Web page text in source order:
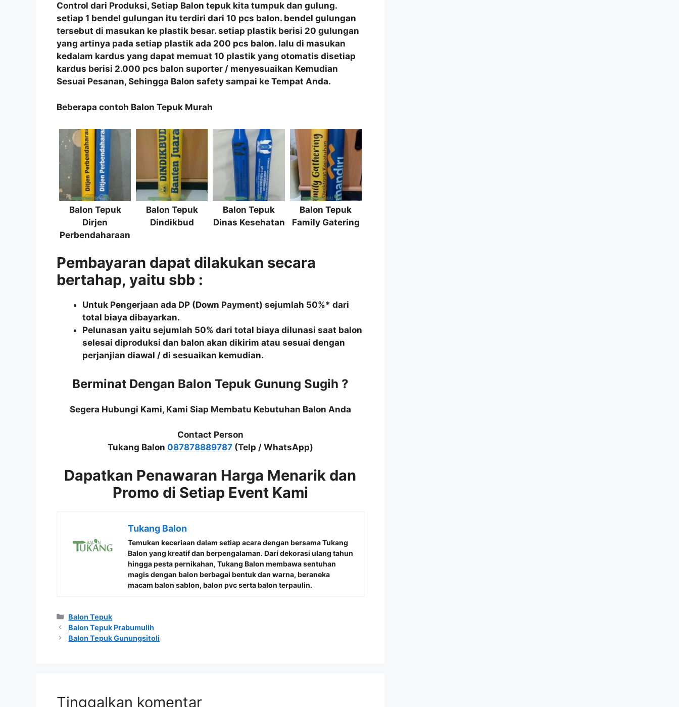
Control dari Produksi, Setiap Balon tepuk kita tumpuk dan gulung.
setiap 1 bendel gulungan itu terdiri dari 10 pcs balon. bendel gulungan
tersebut di masukan ke plastik besar. setiap plastik berisi 20 gulungan
yang artinya pada setiap plastik ada 200 pcs balon. lalu di masukan
kedalam kardus yang dapat memuat 10 plastik yang otomatis disetiap
kardus berisi 2.000 pcs balon suporter / menyesuaikan Kemudian
Sesuai Pesanan, Sehingga Balon safety sampai ke Tempat Anda.
Beberapa contoh Balon Tepuk Murah
Balon Tepuk
Dirjen
Perbendaharaan
Balon Tepuk
Dindikbud
Balon Tepuk
Dinas Kesehatan
Balon Tepuk
Family Gatering
Pembayaran dapat dilakukan secara
bertahap, yaitu sbb :
Untuk Pengerjaan ada DP (Down Payment) sejumlah 50%* dari
total biaya dibayarkan.
Pelunasan yaitu sejumlah 50% dari total biaya dilunasi saat balon
selesai diproduksi dan balon akan dikirim atau sesuai dengan
perjanjian diawal / di sesuaikan kemudian.
Berminat Dengan Balon Tepuk Gunung Sugih ?
Segera Hubungi Kami, Kami Siap Membatu Kebutuhan Balon Anda
Contact Person
Tukang Balon 087878889787(Telp / WhatsApp)
Dapatkan Penawaran Harga Menarik dan
Promo di Setiap Event Kami
Tukang Balon
Temukan keceriaan dalam setiap acara dengan bersamaTukang
Balon yang kreatif dan berpengalaman. Dari dekorasi ulang tahun
hingga pesta pernikahan, Tukang Balon membawa sentuhan
magis dengan balon berbagai bentuk dan warna, beraneka
macam balon sablon, balon pvc serta balon terpaulin.
Kategori
Balon Tepuk
Balon Tepuk Prabumulih
Balon Tepuk Gunungsitoli
Tinggalkan komentar